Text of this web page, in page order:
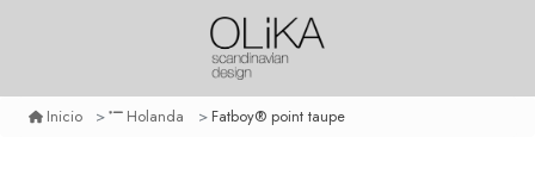
Inicio Holanda Fatboy® point taupe